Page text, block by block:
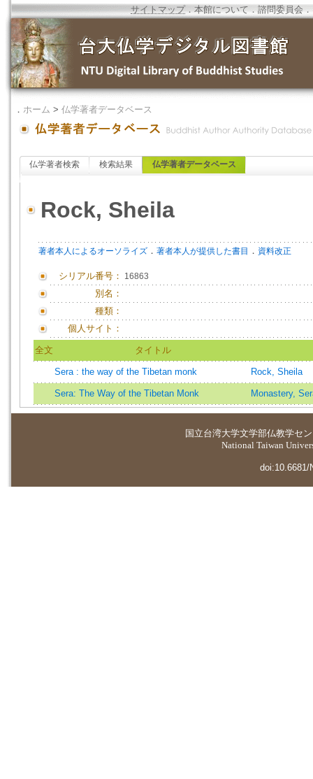
サイトマップ．本館について ．諮問委員会 ．
． ホーム > 仏学著者データベース
仏学著者検索 検索結果 仏学著者データベース
Rock, Sheila
著者本人によるオーソライズ ． 著者本人が提供した書目 ． 資料改正
シリアル番号： 16863
別名：
種類：
個人サイト：
全文 タイトル
Sera : the way of the Tibetan monk Rock, Sheila
Sera: The Way of the Tibetan Monk Monastery,
国立台湾大学文学部仏教学セ
National Taiwan
doi:10.6681/